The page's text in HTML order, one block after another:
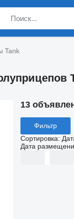
Tank
13
Фильтр
Сортировка:
Дата